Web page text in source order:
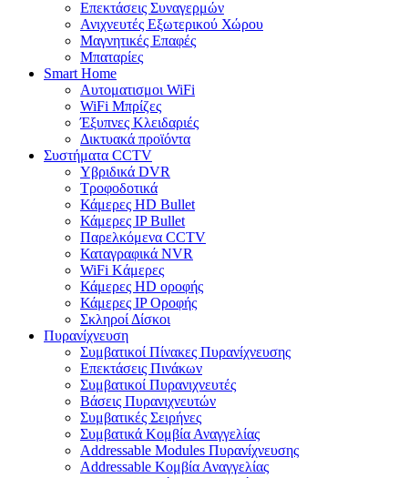
Επεκτάσεις Συναγερμών
Ανιχνευτές Εξωτερικού Χώρου
Μαγνητικές Επαφές
Μπαταρίες
Smart Home
Αυτοματισμοι WiFi
WiFi Μπρίζες
Έξυπνες Κλειδαριές
Δικτυακά προϊόντα
Συστήματα CCTV
Υβριδικά DVR
Tροφοδοτικά
Κάμερες HD Βullet
Κάμερες IP Βullet
Παρελκόμενα CCTV
Καταγραφικά NVR
WiFi Kάμερες
Κάμερες HD οροφής
Κάμερες IP Οροφής
Σκληροί Δίσκοι
Πυρανίχνευση
Συμβατικοί Πίνακες Πυρανίχνευσης
Επεκτάσεις Πινάκων
Συμβατικοί Πυρανιχνευτές
Βάσεις Πυρανιχνευτών
Συμβατικές Σειρήνες
Συμβατικά Κομβία Αναγγελίας
Addressable Modules Πυρανίχνευσης
Addressable Κομβία Αναγγελίας